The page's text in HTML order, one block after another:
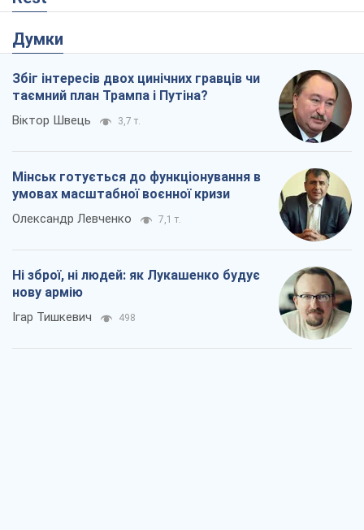
Думки
Збіг інтересів двох цинічних гравців чи
таємний план Трампа і Путіна?
Віктор Швець 3,7 т.
Мінськ готується до функціонування в
умовах масштабної воєнної кризи
Олександр Левченко 7,1 т.
Ні зброї, ні людей: як Лукашенко будує
нову армію
Ігар Тишкевич 498